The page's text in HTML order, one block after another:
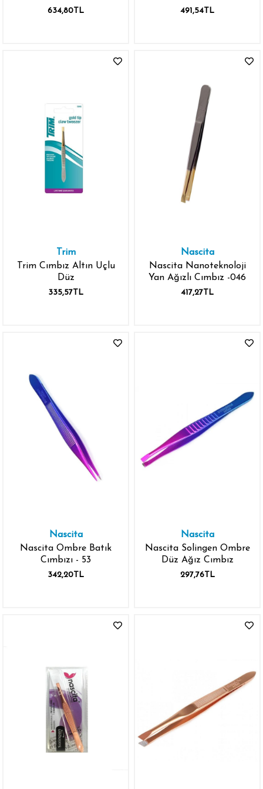
Kaş Serumu 3 ml
634,80TL 491,54TL
Trim
Trim Cımbız Altın Uçlu
Düz
335,57TL
Nascita
Nascita Nanoteknoloji
Yan Ağızlı Cımbız -046
417,27TL
Nascita
Nascita Ombre Batık
Cımbızı - 53
342,20TL
Nascita
Nascita Solingen Ombre
Düz Ağız Cımbız
297,76TL